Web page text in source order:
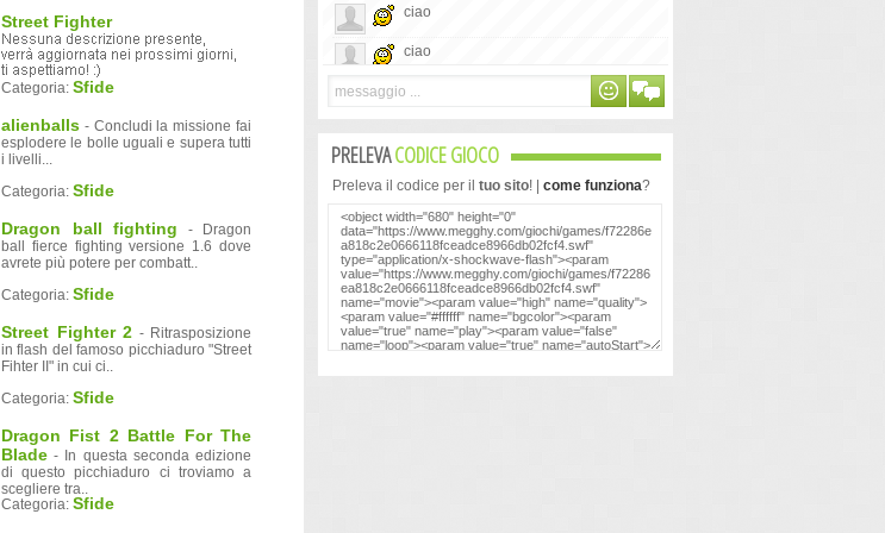
ciao
ciao
chat al contrario... e be
buon giorno
non ho capito se è un vero multiplayer o
meno
non ho capito se è un vero multiplayer o
meno
ma contro chi si gioca?
PRELEVACODICE GIOCO
Preleva il codice per il tuo sito! | come funziona?
Street Fighter
Categoria: Sfide
alienballs - Concludi la missione fai
esplodere le bolle uguali e supera tutti
i livelli...
Categoria: Sfide
Dragon ball fighting - Dragon
ball fierce fighting versione 1.6 dove
avrete più potere per combatt..
Categoria: Sfide
Street Fighter 2 - Ritrasposizione
in flash del famoso picchiaduro "Street
Fihter II" in cui ci..
Categoria: Sfide
Dragon Fist 2 Battle For The
Blade - In questa seconda edizione
di questo picchiaduro ci troviamo a
scegliere tra..
Categoria: Sfide